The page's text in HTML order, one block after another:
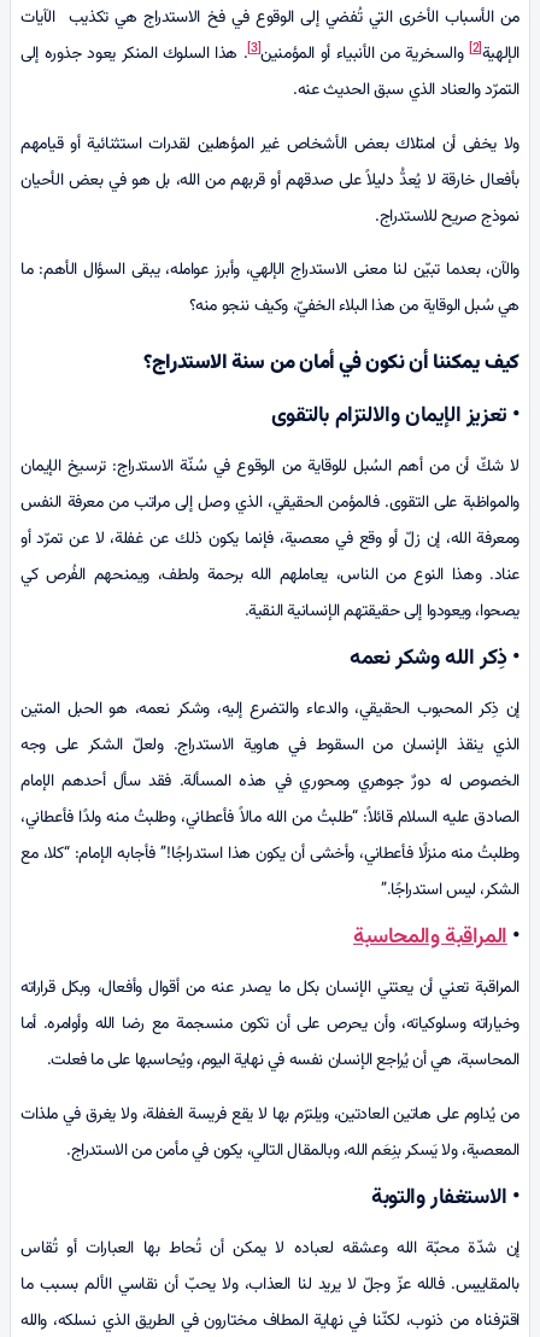
من الأسباب الأخرى التي تُفضي إلى الوقوع في فخ الاستدراج هي تكذيب الآيات
الإلهية[2] والسخرية من الأنبياء أو المؤمنين[3] . هذا السلوك المنكر يعود جذوره إلى
التمرّد والعناد الذي سبق الحديث عنه.
ولا يخفى أن امتلاك بعض الأشخاص غير المؤهلين لقدرات استثنائية أو قيامهم
بأفعال خارقة لا يُعدُّ دليلاً على صدقهم أو قربهم من الله، بل هو في بعض الأحيان
نموذج صريح للاستدراج.
والآن، بعدما تبيّن لنا معنى الاستدراج الإلهي، وأبرز عوامله، يبقى السؤال الأهم: ما
هي سُبل الوقاية من هذا البلاء الخفيّ، وكيف ننجو منه؟
كيف يمكننا أن نكون في أمان من سنة الاستدراج؟
• تعزيز الإيمان والالتزام بالتقوى
لا شكّ أن من أهم السُبل للوقاية من الوقوع في سُنّة الاستدراج: ترسيخ الإيمان
والمواظبة على التقوى. فالمؤمن الحقيقي، الذي وصل إلى مراتب من معرفة النفس
ومعرفة الله، إن زلّ أو وقع في معصية، فإنما يكون ذلك عن غفلة، لا عن تمرّد أو
عناد. وهذا النوع من الناس، يعاملهم الله برحمة ولطف، ويمنحهم الفُرص كي
يصحوا، ويعودوا إلى حقيقتهم الإنسانية النقية.
• ذِكر الله وشكر نعمه
إن ذِكر المحبوب الحقيقي، والدعاء والتضرع إليه، وشكر نعمه، هو الحبل المتين
الذي ينقذ الإنسان من السقوط في هاوية الاستدراج. ولعلّ الشكر على وجه
الخصوص له دورٌ جوهري ومحوري في هذه المسألة. فقد سأل أحدهم الإمام
الصادق عليه السلام قائلاً: “طلبتُ من الله مالاً فأعطاني، وطلبتُ منه ولدًا فأعطاني،
وطلبتُ منه منزلًا فأعطاني، وأخشى أن يكون هذا استدراجًا!” فأجابه الإمام: “كلا، مع
الشكر، ليس استدراجًا.”
•المراقبة والمحاسبة
المراقبة تعني أن يعتني الإنسان بكل ما يصدر عنه من أقوال وأفعال، وبكل قراراته
وخياراته وسلوكياته، وأن يحرص على أن تكون منسجمة مع رضا الله وأوامره. أما
المحاسبة، هي أن يُراجع الإنسان نفسه في نهاية اليوم، ويُحاسبها على ما فعلت.
من يُداوم على هاتين العادتين، ويلتزم بها لا يقع فريسة الغفلة، ولا يغرق في ملذات
المعصية، ولا يَسكر بنِعَم الله، وبالمقال التالي، يكون في مأمن من الاستدراج.
• الاستغفار والتوبة
إن شدّة محبّة الله وعشقه لعباده لا يمكن أن تُحاط بها العبارات أو تُقاس
بالمقاييس. فالله عزّ وجلّ لا يريد لنا العذاب، ولا يحبّ أن نقاسي الألم بسبب ما
اقترفناه من ذنوب، لكنّنا في نهاية المطاف مختارون في الطريق الذي نسلكه، والله